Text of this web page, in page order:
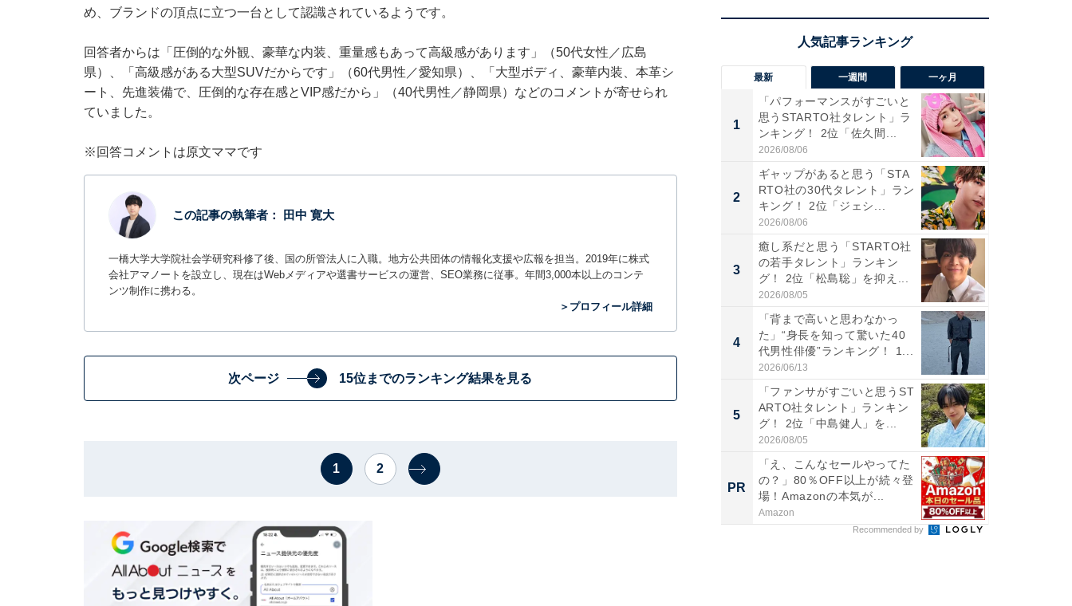
め、ブランドの頂点に立つ一台として認識されているようです。
回答者からは「圧倒的な外観、豪華な内装、重量感もあって高級感があります」（50代女性／広島
県）、「高級感がある大型SUVだからです」（60代男性／愛知県）、「大型ボディ、豪華内装、本革シ
ート、先進装備で、圧倒的な存在感とVIP感だから」（40代男性／静岡県）などのコメントが寄せられ
ていました。
※回答コメントは原文ママです
この記事の執筆者： 田中 寛大
一橋大学大学院社会学研究科修了後、国の所管法人に入職。地方公共団体の情報化支援や広報を担当。2019年に株式
会社アマノートを設立し、現在はWebメディアや選書サービスの運営、SEO業務に従事。年間3,000本以上のコンテ
ンツ制作に携わる。
＞プロフィール詳細
次ページ 15位までのランキング結果を見る
1 2
最新 一週間 一ヶ月
1
「パフォーマンスがすごいと
思うSTARTO社タレント」ラ
ンキング！ 2位「佐久間...
2026/08/06
2
ギャップがあると思う「STA
RTO社の30代タレント」ラン
キング！ 2位「ジェシ...
2026/08/06
3
癒し系だと思う「STARTO社
の若手タレント」ランキン
グ！ 2位「松島聡」を抑え...
2026/08/05
4
「背まで高いと思わなかっ
た」“身長を知って驚いた40
代男性俳優”ランキング！ 1...
2026/06/13
5
「ファンサがすごいと思うST
ARTO社タレント」ランキン
グ！ 2位「中島健人」を...
2026/08/05
PR
「え、こんなセールやってた
の？」80％OFF以上が続々登
場！Amazonの本気が...
Amazon
Recommended by